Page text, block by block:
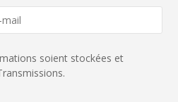
soient stockées et